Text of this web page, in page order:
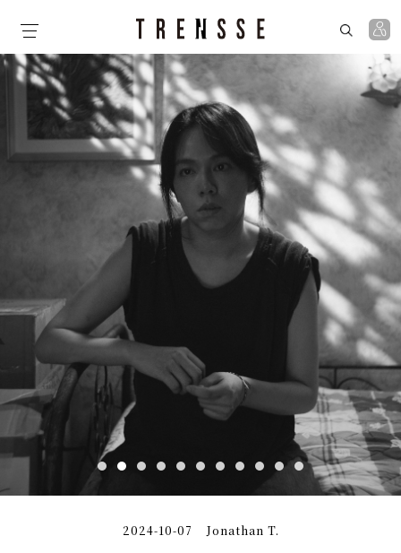
Jonathan T.
2024-10-07